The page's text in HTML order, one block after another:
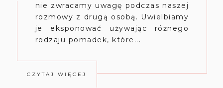
nie zwracamy uwagę podczas naszej
rozmowy z drugą osobą. Uwielbiamy
je eksponować używając różnego
rodzaju pomadek, które...
CZYTAJ WIĘCEJ